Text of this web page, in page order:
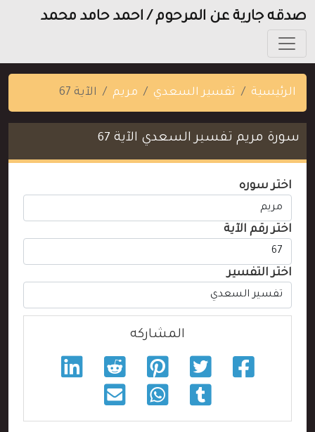
صدقه جارية عن المرحوم / احمد حامد محمد
الرئيسية تفسير السعدي مريم الآية 67
سورة مريم تفسير السعدي الآية 67
اختر سوره
اختر رقم الآية
اختر التفسير
المشاركه